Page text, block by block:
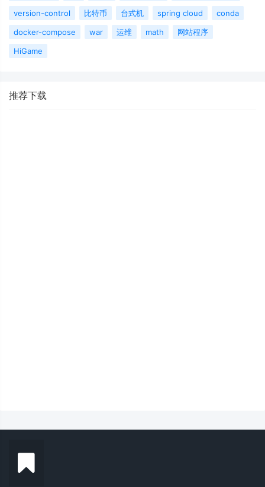
version-control
比特币 台式机 spring cloud
conda
docker-compose
war 运维 math
网站程序
HiGame
推荐下载